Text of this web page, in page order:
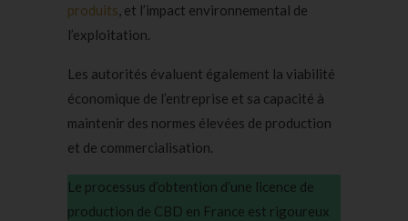
produits, et l’impact environnemental de
l’exploitation.
Les autorités évaluent également la viabilité
économique de l’entreprise et sa capacité à
maintenir des normes élevées de production
et de commercialisation.
Le processus d’obtention d’une licence de
production de CBD en France est rigoureux